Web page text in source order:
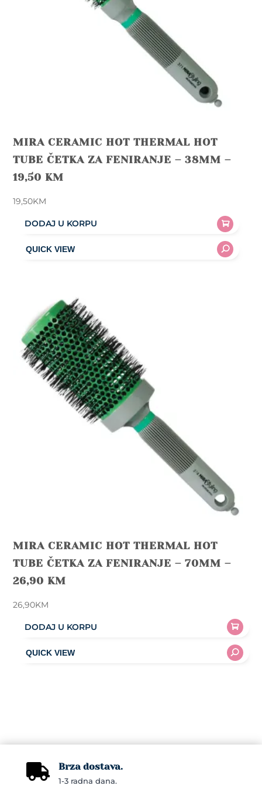
MIRA CERAMIC HOT THERMAL HOT
TUBE ČETKA ZA FENIRANJE – 38MM –
19,50 KM
19,50KM
DODAJ U KORPU
MIRA CERAMIC HOT THERMAL HOT
TUBE ČETKA ZA FENIRANJE – 70MM –
26,90 KM
26,90KM
DODAJ U KORPU
 Brza dostava.
1-3 radna dana.